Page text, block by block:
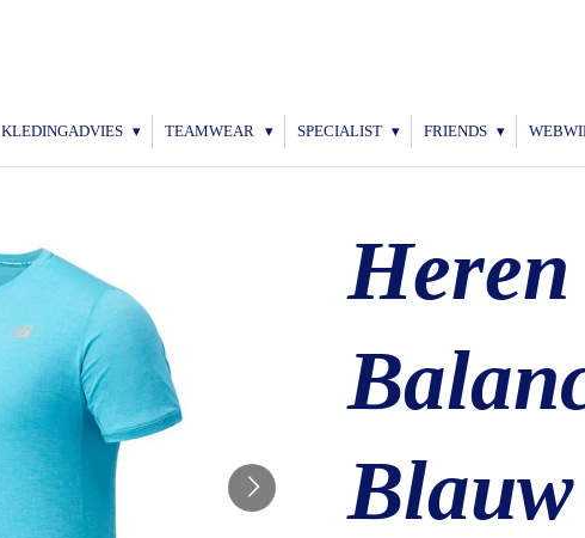
KLEDINGADVIES TEAMWEAR SPECIALIST FRIENDS
Blauw